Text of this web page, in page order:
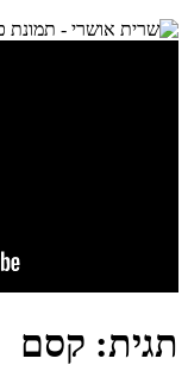
תגית: קסם